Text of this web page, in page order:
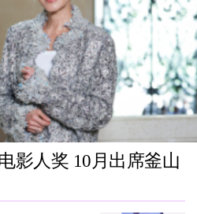
影人奖 10月出席釜山